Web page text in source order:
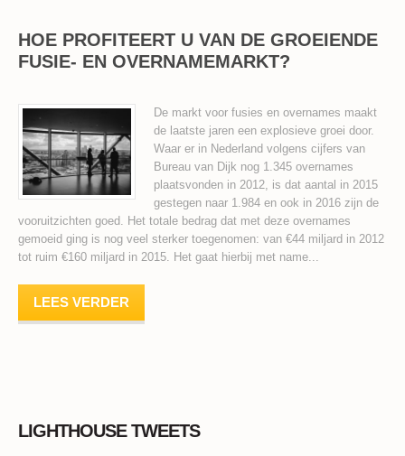
HOE PROFITEERT U VAN DE GROEIENDE
FUSIE- EN OVERNAMEMARKT?
De markt voor fusies en overnames maakt
de laatste jaren een explosieve groei door.
Waar er in Nederland volgens cijfers van
Bureau van Dijk nog 1.345 overnames
plaatsvonden in 2012, is dat aantal in 2015
gestegen naar 1.984 en ook in 2016 zijn de
vooruitzichten goed. Het totale bedrag dat met deze overnames
gemoeid ging is nog veel sterker toegenomen: van €44 miljard in 2012
tot ruim €160 miljard in 2015. Het gaat hierbij met name...
LEES VERDER
LIGHTHOUSE TWEETS